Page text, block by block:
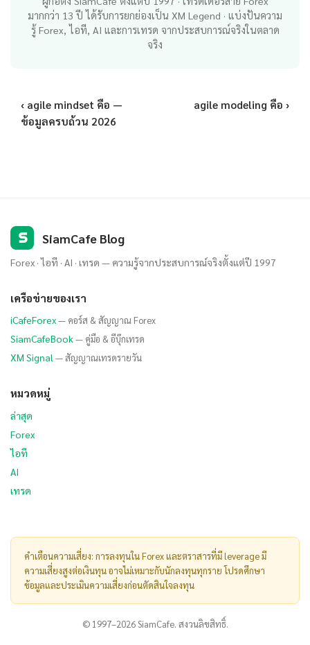
มากกว่า 13 ปี ได้รับการยกย่องเป็น XM Legend · แบ่งปันความ
รู้ Forex, ไอที, AI และการเทรด จากประสบการณ์จริงในตลาด
จริง
‹ agile mindset คือ —
ข้อมูลครบถ้วน 2026
agile modeling คือ ›
S SiamCafe Blog
Forex · ไอที · AI · เทรด — ความรู้จากประสบการณ์จริงตั้งแต่ปี 1997
เครือข่ายของเรา
iCafeForex— คอร์ส & สัญญาณ Forex
SiamCafeBook— คู่มือ & อีบุ๊กเทรด
XM Signal — สัญญาณเทรดรายวัน
หมวดหมู่
ล่าสุด
Forex
ไอที
AI
เทรด
คำเตือนความเสี่ยง: การลงทุนใน Forex และตราสารที่มี leverage มี
ความเสี่ยงสูงต่อเงินทุน อาจไม่เหมาะกับนักลงทุนทุกราย โปรดศึกษา
ข้อมูลและประเมินความเสี่ยงก่อนตัดสินใจลงทุน
© 1997–2026 SiamCafe. สงวนลิขสิทธิ์.